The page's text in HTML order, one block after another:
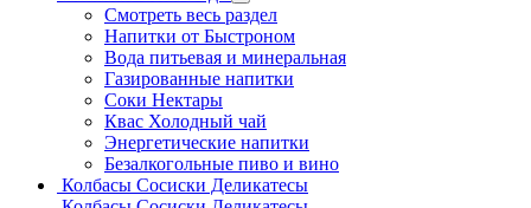
Смотреть весь раздел
Напитки от Быстроном
Вода питьевая и минеральная
Газированные напитки
Соки Нектары
Квас Холодный чай
Энергетические напитки
Безалкогольные пиво и вино
Колбасы Сосиски Деликатесы